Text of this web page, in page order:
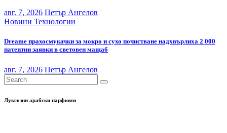
авг. 7, 2026 Петър Ангелов
Новини Технологии
Dreame прахосмукачки за мокро и сухо почистване надхвърлиха 2 000
патентни заявки в световен мащаб
авг. 7, 2026 Петър Ангелов
Луксозни арабски парфюми